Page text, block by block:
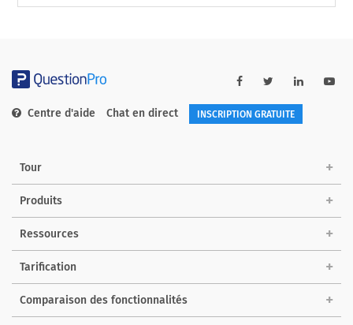
Centre d'aide Chat en direct INSCRIPTION GRATUITE
Tour
Produits
Ressources
Tarification
Comparaison des fonctionnalités